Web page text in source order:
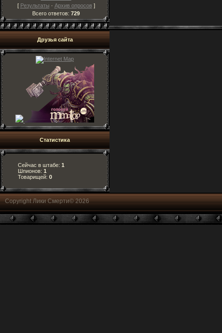
[ Результаты · Архив опросов ]
Всего ответов: 729
Друзья сайта
Статистика
Сейчас в штабе: 1
Шпионов: 1
Товарищей: 0
Copyright Лики Смерти© 2026